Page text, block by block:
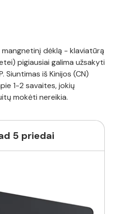
dėklą - klaviatūrą
pigiausiai galima užsakyti
Siuntimas iš Kinijos (CN)
1-2 savaites, jokių
mokėti nereikia.
5 priedai